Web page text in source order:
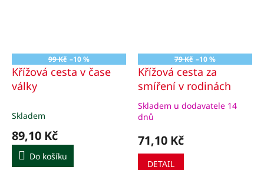
99 Kč –10 %
Křížová cesta v čase
války
Skladem
89,10 Kč
Do košíku
79 Kč –10 %
Křížová cesta za
smíření v rodinách
Průměrné
hodnocení
produktu
je
5,0
Skladem u dodavatele 14
dnů
71,10 Kč
DETAIL